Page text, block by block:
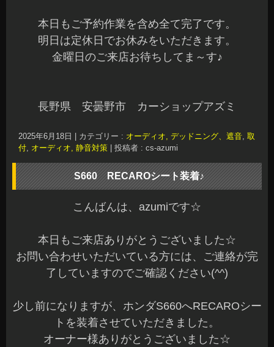
本日もご予約作業を含め全て完了です。
明日は定休日でお休みをいただきます。
金曜日のご来店お待ちしてま～す♪
長野県 安曇野市 カーショップアズミ
2025年6月18日 カテゴリー : オーディオ, デッドニング、遮音, 取
付, オーディオ, 静音対策 投稿者 : cs-azumi
S660 RECAROシート装着♪
こんばんは、azumiです☆
本日もご来店ありがとうございました☆
お問い合わせいただいている方には、ご連絡が完
了していますのでご確認ください(^^)
少し前になりますが、ホンダS660へRECAROシー
トを装着させていただきました。
オーナー様ありがとうございました☆